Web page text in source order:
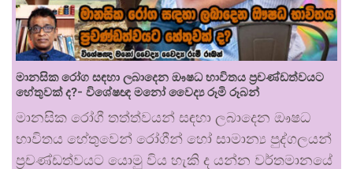
මානසික රෝග සඳහා ලබාදෙන ඖෂධ භාවිතය ප්‍රචණ්ඩත්වයට
හේතුවක් ද?- විශේෂඥ මනෝ වෛද්‍ය රූමි රූබන්
මානසික රෝගී තත්ත්වයන් සඳහා ලබාදෙන ඖෂධ
භාවිතය හේතුවෙන් රෝගීන් හෝ සාමාන්‍ය පුද්ගලයන්
ප්‍රචණ්ඩත්වයට යොමු විය හැකි ද යන්න වර්තමානයේ